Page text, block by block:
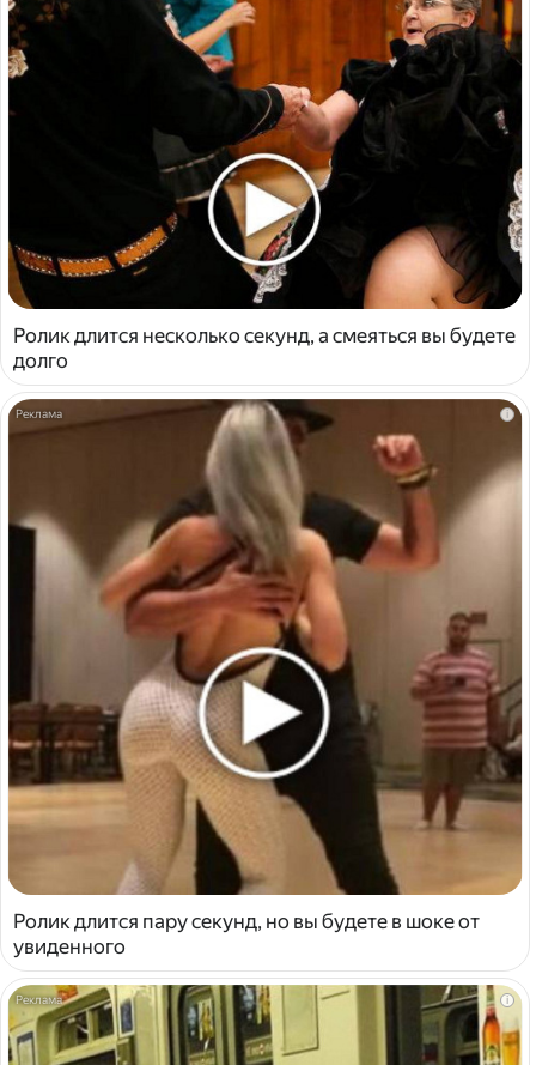
Ролик длится несколько секунд, а смеяться вы будете
долго
i
Ролик длится пару секунд, но вы будете в шоке от
увиденного
i